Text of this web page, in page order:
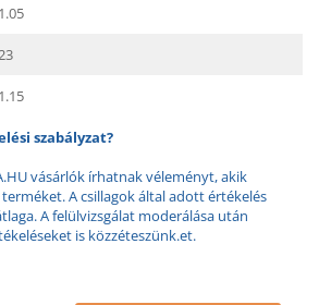
1.05
1.15
szabályzat?
vásárlók írhatnak véleményt, akik
A csillagok által adott értékelés
A felülvizsgálat moderálása után
is közzéteszünk.et.